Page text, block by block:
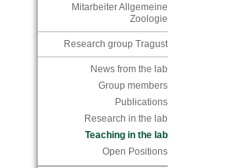
Mitarbeiter Allgemeine
Zoologie
Research group Tragust
News from the lab
Group members
Publications
Research in the lab
Teaching in the lab
Open Positions